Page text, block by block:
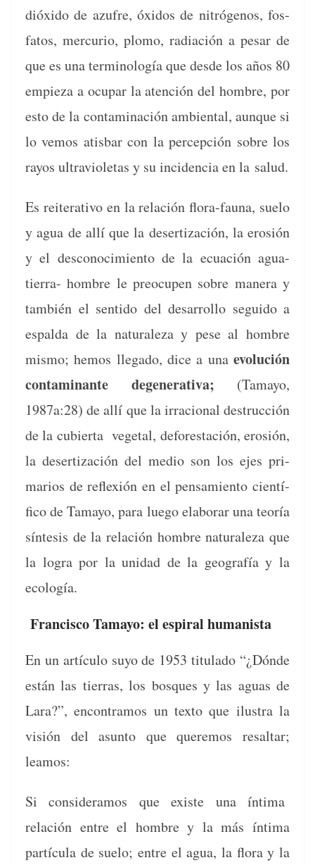
dióx­i­do de azufre, óxi­dos de nitrógenos, fos­
fatos, mer­cu­rio, plo­mo, radiación a pesar de
que es una ter­mi­nología que des­de los años 80
empieza a ocu­par la aten­ción del hom­bre, por
esto de la con­t­a­m­i­nación ambi­en­tal, aunque si
lo vemos atis­bar con la per­cep­ción sobre los
rayos ultra­vi­o­le­tas y su inci­den­cia en la salud.
Es reit­er­a­ti­vo en la relación flo­ra-fau­na, sue­lo
y agua de allí que la deser­ti­zación, la erosión
y el desconocimien­to de la ecuación agua-
tier­ra- hom­bre le pre­ocu­pen sobre man­era y
tam­bién el sen­ti­do del desar­rol­lo segui­do a
espal­da de la nat­u­raleza y pese al hom­bre
mis­mo; hemos lle­ga­do, dice a unaevolu­ción
con­t­a­m­i­nante degen­er­a­ti­va; (Tamayo,
1987a:28) de allí que la irra­cional destruc­ción
de la cubier­ta veg­e­tal, defor­estación, erosión,
la deser­ti­zación del medio son los ejes pri­
mar­ios de reflex­ión en el pen­samien­to cien­tí­
fi­co de Tamayo, para luego elab­o­rar una teoría
sín­te­sis de la relación hom­bre nat­u­raleza que
la logra por la unidad de la geografía y la
ecología.
Francisco Tamayo: el espiral humanista
En un artícu­lo suyo de 1953 tit­u­la­do “¿Dónde
están las tier­ras, los bosques y las aguas de
Lara?”, encon­tramos un tex­to que ilus­tra la
visión del asun­to que quer­e­mos resaltar;
leamos:
Si con­sid­er­amos que existe una ínti­ma
relación entre el hom­bre y la más ínti­ma
partícu­la de sue­lo; entre el agua, la flo­ra y la